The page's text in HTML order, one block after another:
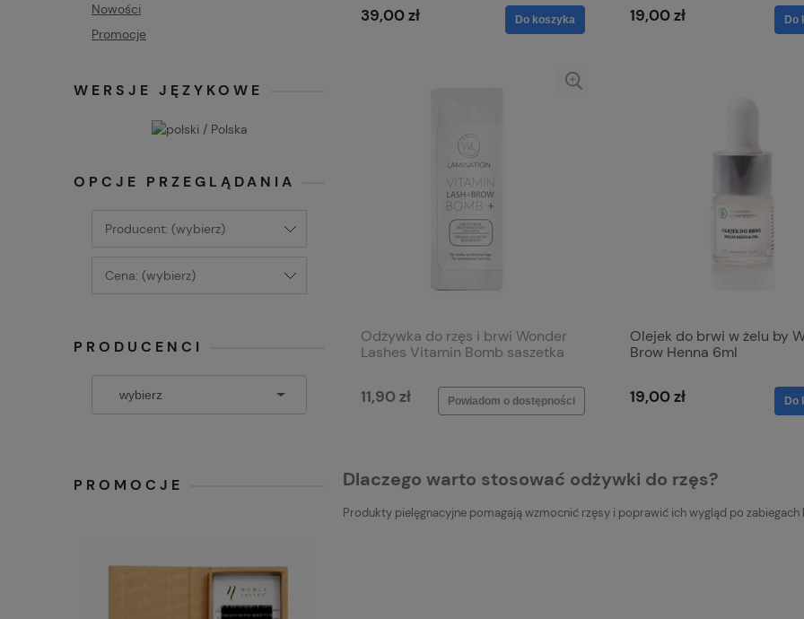
Nowości
Promocje
WERSJE JĘZYKOWE
OPCJE PRZEGLĄDANIA
Producent: (wybierz)
Cena: (wybierz)
PRODUCENCI
PROMOCJE
39,00 zł Do koszyka 19,00 zł Do
Odżywka do rzęs i brwi Wonder
Lashes Vitamin Bomb saszetka
11,90 zł Powiadom o dostępności
Olejek do brwi w żelu by
Brow Henna 6ml
19,00 zł Do
Dlaczego warto stosować odżywki do rzęs?
Produkty pielęgnacyjne pomagają wzmocnić rzęsy i poprawić ich wygląd po zabiegach